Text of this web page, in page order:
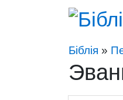
Біблія »